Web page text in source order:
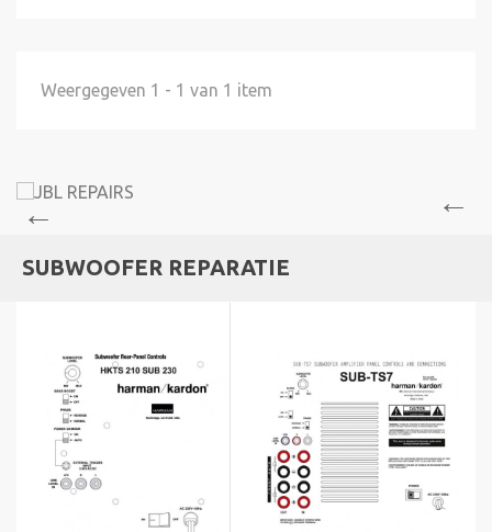
Weergegeven 1 - 1 van 1 item
SUBWOOFER REPARATIE